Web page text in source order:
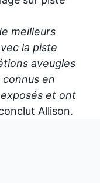
meilleurs
la piste
aveugles
en
et ont
Allison.